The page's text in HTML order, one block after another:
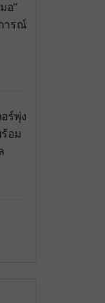
อ”
ารณ์
ร์พุ่ง
อม